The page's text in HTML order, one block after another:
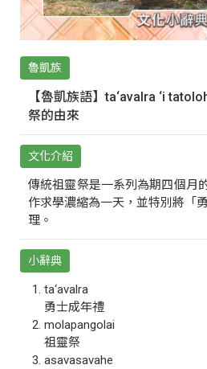
魯凱族
【魯凱族語】ta‘avalra ‘i
祭的由來
文化介紹
傳統祖靈祭是一系列為期四個月
作求學濃縮為一天，並特別將「
理。
小辭典
ta‘avalra
勇士成年禮
molapangolai
祖靈祭
asavasavahe